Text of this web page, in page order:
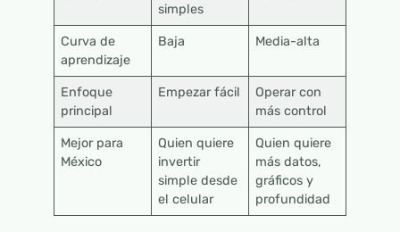
simples
Curva de
aprendizaje
Baja Media-alta
Enfoque
principal
Empezar fácil
Operar con
más control
Mejor para
México
Quien quiere
invertir
simple desde
el celular
Quien quiere
más datos,
gráficos y
profundidad